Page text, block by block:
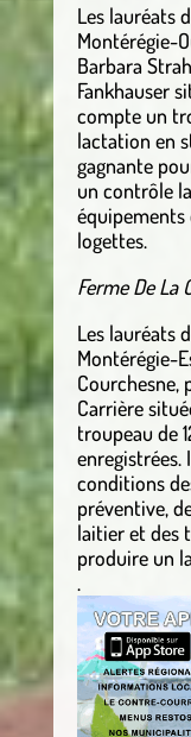
Les lauréats
Montérégie-
Barbara
Fankhauser
compte un
lactation en
gagnante
un contrôle
logettes.
Ferme De La
Les lauréats
Montérégie-
Courchesne,
Carrière
troupeau de
enregistrées.
conditions
préventive,
laitier et des
produire un
.